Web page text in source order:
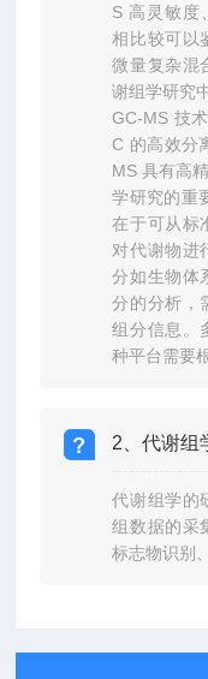
S 高灵敏度
相比较可以
微量复杂混
谢组学研究
GC-MS 技
C 的高效分
MS 具有高
学研究的重
在于可从标
对代谢物进
分如生物体
分的分析，
组分信息。
种平台需要
2、代谢组
代谢组学的
组数据的采
标志物识别